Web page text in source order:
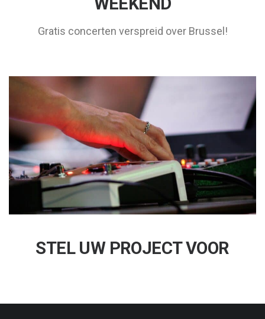
Gratis concerten verspreid over Brussel!
STEL UW PROJECT VOOR